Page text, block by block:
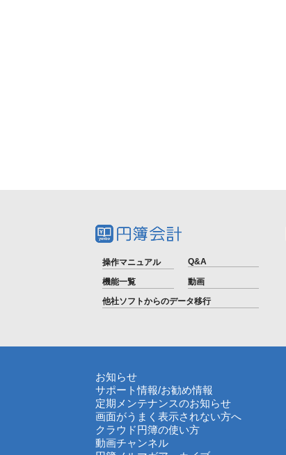
操作マニュアル Q&A
機能一覧
動画
他社ソフトからのデータ移行
お知らせ
サポート情報/お勧め情報
定期メンテナンスのお知らせ
画面がうまく表示されない方へ
クラウド円簿の使い方
動画チャンネル